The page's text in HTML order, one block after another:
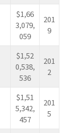
$1,66
3,079,
059
201
9
$1,52
0,538,
536
201
2
$1,51
5,342,
457
201
5